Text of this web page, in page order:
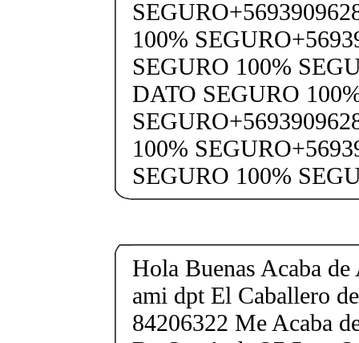
100%
SEGURO 100%
DATO SEGURO
100%
SEGURO 100%
Hola Buenas Acaba
ami dpt El Caballero
84206322 Me Acaba